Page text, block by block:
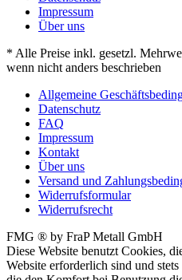
Impressum
Über uns
* Alle Preise inkl. gesetzl.
wenn nicht anders beschrieben
Allgemeine
Datenschutz
FAQ
Impressum
Kontakt
Über uns
Versand und
Widerrufsformular
Widerrufsrecht
FMG ® by FraP Metall GmbH
Diese Website benutzt Cookies,
Website erforderlich sind und